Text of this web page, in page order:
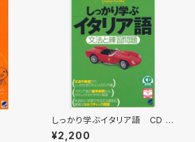
しっかり学ぶイタリア語 CD B
OOK
¥2,200